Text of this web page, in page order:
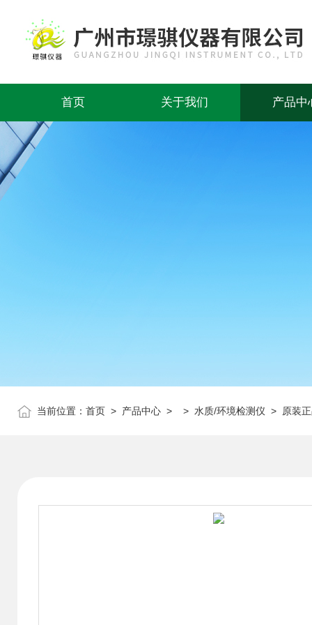
首页 关于我们 产品中
当前位置： 首页 > 产品中心 > > 水质/环境检测仪 > 原装正